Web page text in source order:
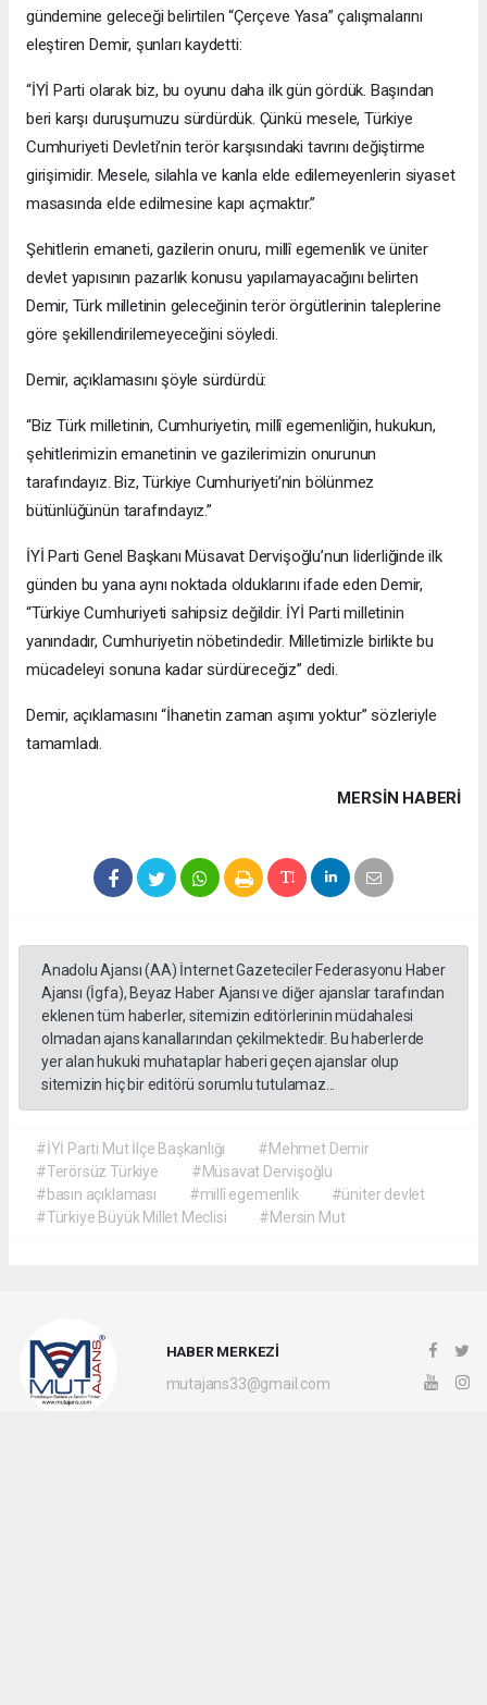
gündemine geleceği belirtilen “Çerçeve Yasa” çalışmalarını
eleştiren Demir, şunları kaydetti:
“İYİ Parti olarak biz, bu oyunu daha ilk gün gördük. Başından
beri karşı duruşumuzu sürdürdük. Çünkü mesele, Türkiye
Cumhuriyeti Devleti’nin terör karşısındaki tavrını değiştirme
girişimidir. Mesele, silahla ve kanla elde edilemeyenlerin siyaset
masasında elde edilmesine kapı açmaktır.”
Şehitlerin emaneti, gazilerin onuru, millî egemenlik ve üniter
devlet yapısının pazarlık konusu yapılamayacağını belirten
Demir, Türk milletinin geleceğinin terör örgütlerinin taleplerine
göre şekillendirilemeyeceğini söyledi.
Demir, açıklamasını şöyle sürdürdü:
“Biz Türk milletinin, Cumhuriyetin, millî egemenliğin, hukukun,
şehitlerimizin emanetinin ve gazilerimizin onurunun
tarafındayız. Biz, Türkiye Cumhuriyeti’nin bölünmez
bütünlüğünün tarafındayız.”
İYİ Parti Genel Başkanı Müsavat Dervişoğlu’nun liderliğinde ilk
günden bu yana aynı noktada olduklarını ifade eden Demir,
“Türkiye Cumhuriyeti sahipsiz değildir. İYİ Parti milletinin
yanındadır, Cumhuriyetin nöbetindedir. Milletimizle birlikte bu
mücadeleyi sonuna kadar sürdüreceğiz” dedi.
Demir, açıklamasını “İhanetin zaman aşımı yoktur” sözleriyle
tamamladı.
MERSIN HABERİ
Anadolu Ajansı (AA) İnternet Gazeteciler Federasyonu Haber
Ajansı (İgfa), Beyaz Haber Ajansı ve diğer ajanslar tarafından
eklenen tüm haberler, sitemizin editörlerinin müdahalesi
olmadan ajans kanallarından çekilmektedir. Bu haberlerde
yer alan hukuki muhataplar haberi geçen ajanslar olup
sitemizin hiç bir editörü sorumlu tutulamaz...
#İYİ Parti Mut İlçe Başkanlığı
#Mehmet Demir
#Terörsüz Türkiye
#Müsavat Dervişoğlu
#basın açıklaması
#millî egemenlik
#üniter devlet
#Türkiye Büyük Millet Meclisi
#Mersin Mut
HABER MERKEZİ
mutajans33@gmail.com